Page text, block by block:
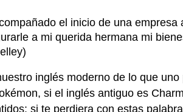
el inicio de una
a mi querida hermana mi
inglés moderno de lo que
si el inglés antiguo es
si te perdiera con estas